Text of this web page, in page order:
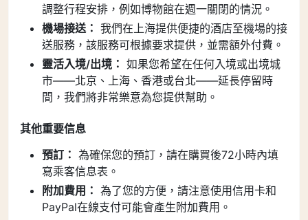
調整行程安排，例如博物館在週一關閉的情況。
機場接送： 我們在上海提供便捷的酒店至機場的接
送服務，該服務可根據要求提供，並需額外付費。
靈活入境/出境： 如果您希望在任何入境或出境城
市——北京、上海、香港或台北——延長停留時
間，我們將非常樂意為您提供幫助。
其他重要信息
預訂： 為確保您的預訂，請在購買後72小時內填
寫乘客信息表。
附加費用： 為了您的方便，請注意使用信用卡和
PayPal在線支付可能會產生附加費用。